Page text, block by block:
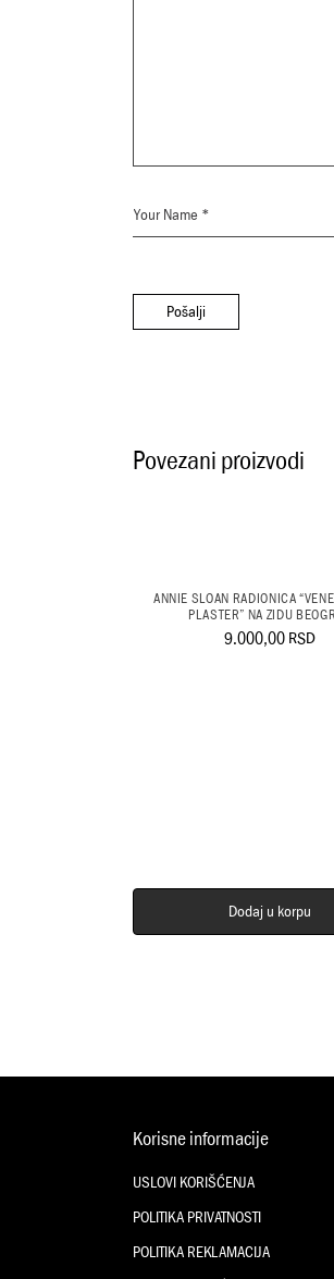
Pošalji
Povezani proizvodi
ANNIE SLOAN RADIONICA
PLASTER” NA ZIDU
9.000,00 RSD
Dodaj u korpu
Korisne informacije
USLOVI KORIŠĆENJA
POLITIKA PRIVATNOSTI
POLITIKA REKLAMACIJA